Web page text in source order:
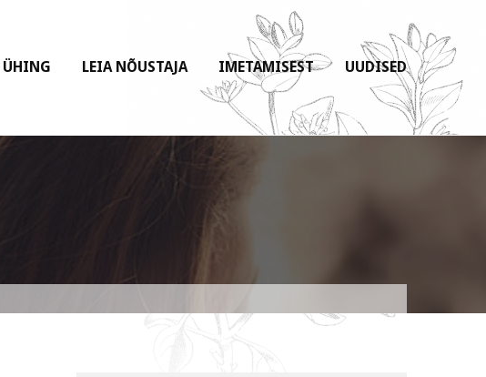
ÜHING LEIA NÕUSTAJA IMETAMISEST UUDISED